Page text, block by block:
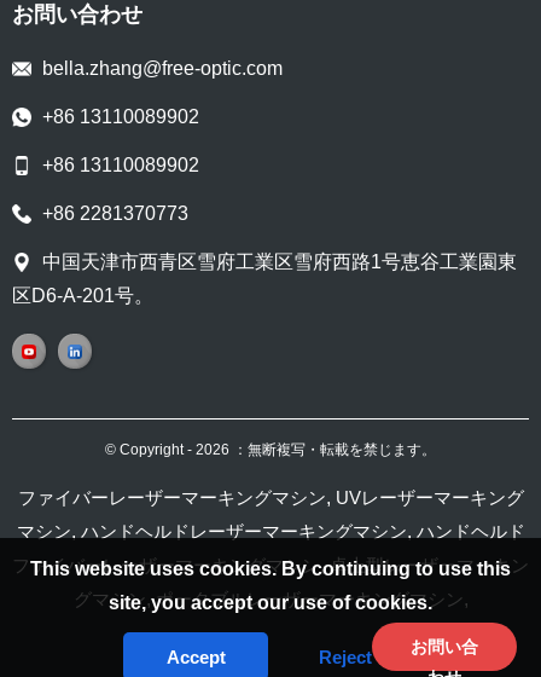
お問い合わせ
bella.zhang@free-optic.com
+86 13110089902
+86 13110089902
+86 2281370773
中国天津市西青区雪府工業区雪府西路1号恵谷工業園東
区D6-A-201号。
© Copyright - 2026 ：無断複写・転載を禁じます。
ファイバーレーザーマーキングマシン, UVレーザーマーキング
マシン, ハンドヘルドレーザーマーキングマシン, ハンドヘルド
ファイバーレーザーマーキングマシン,卓上型レーザーマーキン
グマシン ,ポータブルレーザーマーキングマシン ,
お問い合
This website uses cookies. By continuing to use this
site, you accept our use of cookies.
Accept Reject